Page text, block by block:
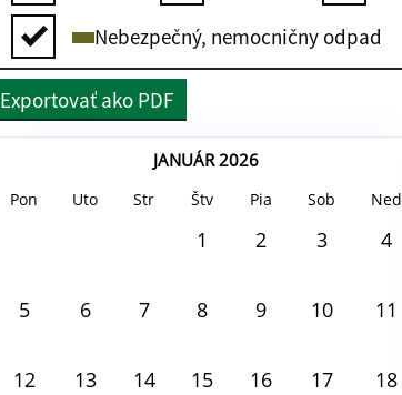
Nebezpečný, nemocničny odpad
Exportovať ako PDF
JANUÁR 2026
Pon Uto Str Štv Pia Sob Ned
1 2 3 4
5 6 7 8 9 10 11
12 13 14 15 16 17 18